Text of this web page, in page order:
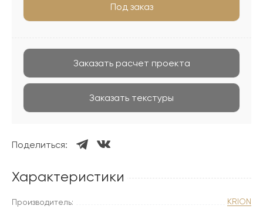
Под заказ
Заказать расчет проекта
Заказать текстуры
Поделиться:
Характеристики
Производитель:
KRION